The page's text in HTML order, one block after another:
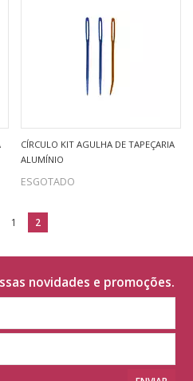
CÍRCULO KIT AGULHA DE TAPEÇARIA
ALUMÍNIO
ESGOTADO
1 2
novidades e promoções.